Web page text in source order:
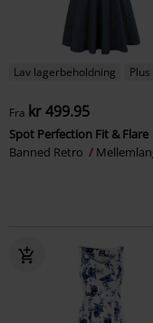
Lav lagerbeholdning
Fra kr 499.95
Spot Perfection Fit & Flare
Banned Retro